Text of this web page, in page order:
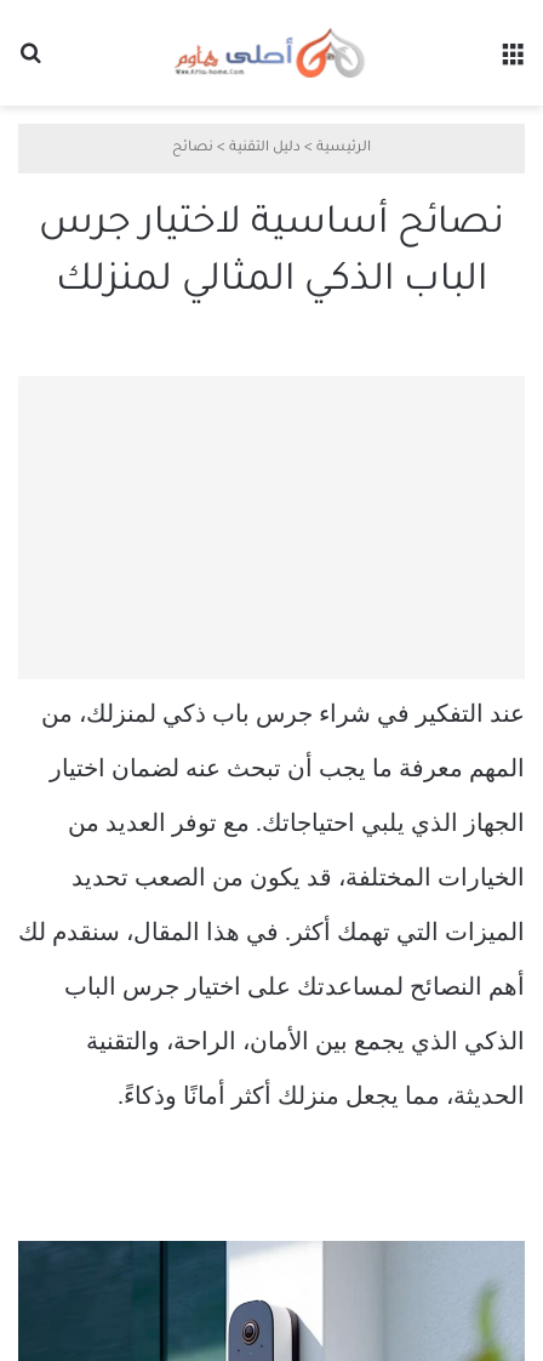
الرئيسية > دليل التقنية > نصائح
نصائح أساسية لاختيار جرس
الباب الذكي المثالي لمنزلك
عند التفكير في شراء جرس باب ذكي لمنزلك، من
المهم معرفة ما يجب أن تبحث عنه لضمان اختيار
الجهاز الذي يلبي احتياجاتك. مع توفر العديد من
الخيارات المختلفة، قد يكون من الصعب تحديد
الميزات التي تهمك أكثر. في هذا المقال، سنقدم لك
أهم النصائح لمساعدتك على اختيار جرس الباب
الذكي الذي يجمع بين الأمان، الراحة، والتقنية
الحديثة، مما يجعل منزلك أكثر أمانًا وذكاءً.